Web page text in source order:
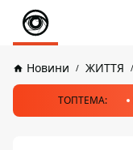
Новини ЖИТТЯ
ТОПТЕМА: